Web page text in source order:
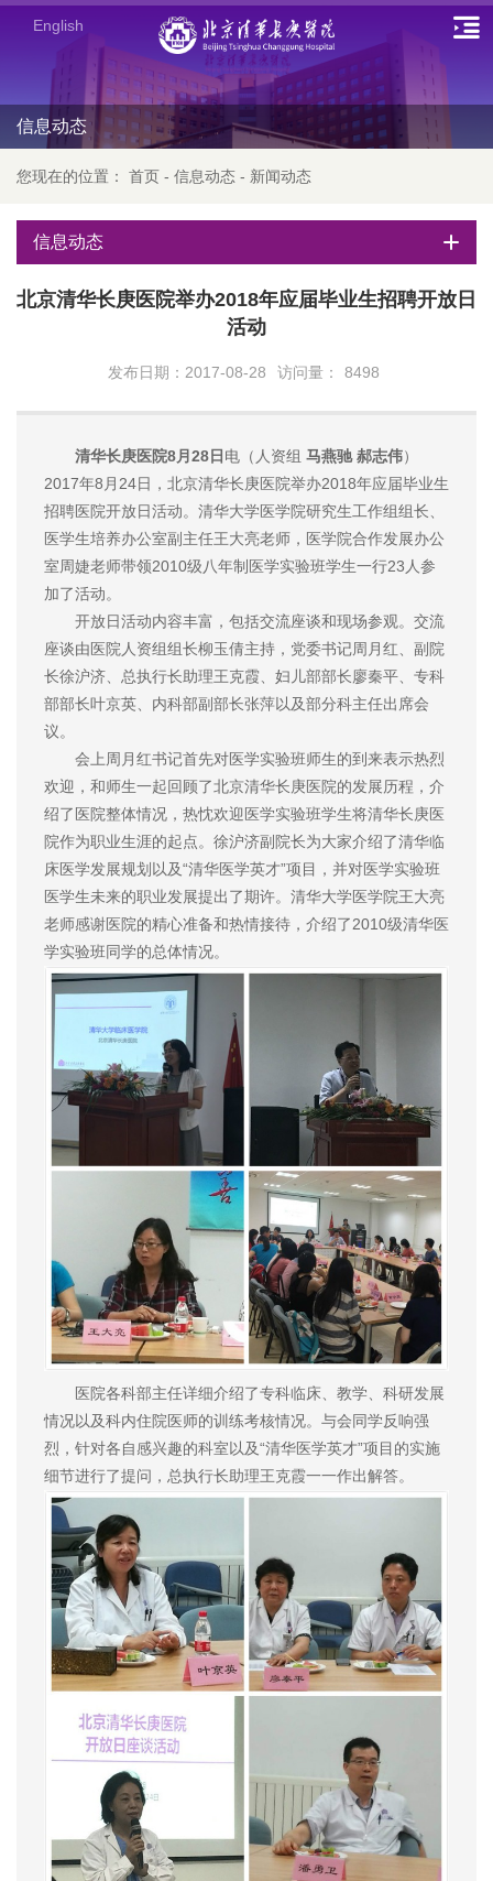
English
信息动态
您现在的位置： 首页 - 信息动态 - 新闻动态
信息动态
北京清华长庚医院举办2018年应届毕业生招聘开放日
活动
发布日期：2017-08-28 访问量： 8498
清华长庚医院8月28日 电（人资组 马燕驰 郝志伟）
2017年8月24日，北京清华长庚医院举办2018年应届毕业生
招聘医院开放日活动。清华大学医学院研究生工作组组长、
医学生培养办公室副主任王大亮老师，医学院合作发展办公
室周婕老师带领2010级八年制医学实验班学生一行23人参
加了活动。
开放日活动内容丰富，包括交流座谈和现场参观。交流
座谈由医院人资组组长柳玉倩主持，党委书记周月红、副院
长徐沪济、总执行长助理王克霞、妇儿部部长廖秦平、专科
部部长叶京英、内科部副部长张萍以及部分科主任出席会
议。
会上周月红书记首先对医学实验班师生的到来表示热烈
欢迎，和师生一起回顾了北京清华长庚医院的发展历程，介
绍了医院整体情况，热忱欢迎医学实验班学生将清华长庚医
院作为职业生涯的起点。徐沪济副院长为大家介绍了清华临
床医学发展规划以及“清华医学英才”项目，并对医学实验班
医学生未来的职业发展提出了期许。清华大学医学院王大亮
老师感谢医院的精心准备和热情接待，介绍了2010级清华医
学实验班同学的总体情况。
医院各科部主任详细介绍了专科临床、教学、科研发展
情况以及科内住院医师的训练考核情况。与会同学反响强
烈，针对各自感兴趣的科室以及“清华医学英才”项目的实施
细节进行了提问，总执行长助理王克霞一一作出解答。